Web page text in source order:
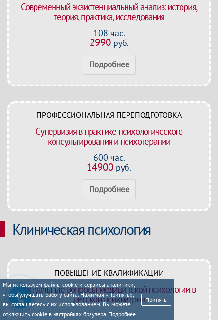
Современный экзистенциальный анализ: история,
теория, практика, исследования
108 час.
2990руб.
Подробнее
ПРОФЕССИОНАЛЬНАЯ ПЕРЕПОДГОТОВКА
Супервизия в практике психологического
консультирования и психотерапии
600 час.
14900 руб.
Подробнее
Клиническая психология
ПОВЫШЕНИЕ КВАЛИФИКАЦИИ
Актуальные вопросы медицинской психологии в
детской психиатрии
Мы используем файлы cookie и сервисы аналитики,
чтобы улучшать работу сайта. Нажимая «Принять»,
вы соглашаетесь с их использованием. Вы можете
отключить cookie в настройках браузера. Подробнее.
Принять